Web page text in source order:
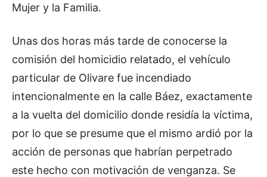
Mujer y la Familia.
Unas dos horas más tarde de conocerse la
comisión del homicidio relatado, el vehículo
particular de Olivare fue incendiado
intencionalmente en la calle Báez, exactamente
a la vuelta del domicilio donde residía la víctima,
por lo que se presume que el mismo ardió por la
acción de personas que habrían perpetrado
este hecho con motivación de venganza. Se